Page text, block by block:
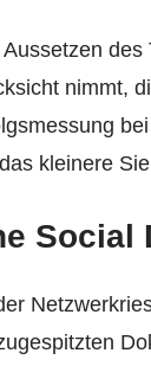
nimmt,
kleinere
Social